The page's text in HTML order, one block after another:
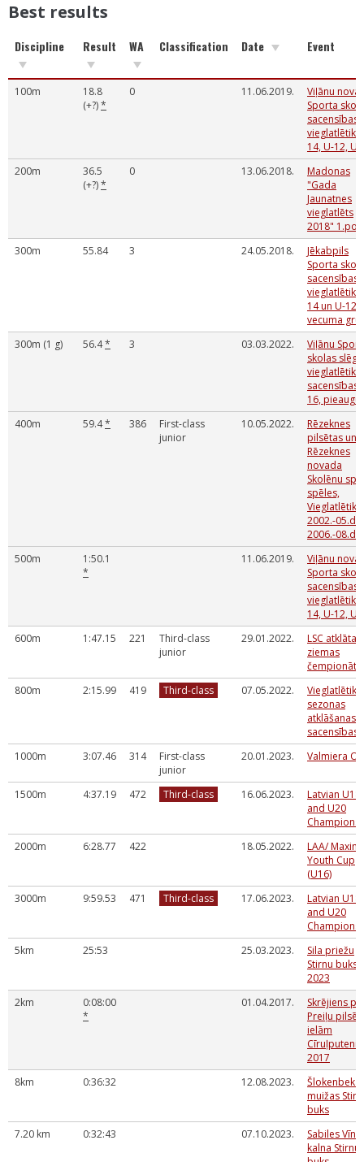
Best results
Discipline Result WA Classification Date Event
100m
18.8
(+?)*
0 11.06.2019.
Viļānu
Sporta
sacensības
vieglatlētikā
14, U-12, U-
200m
36.5
(+?)*
0 13.06.2018.
Madonas
"Gada
Jaunatnes
vieglatlēts
2018"
300m
55.84 3 24.05.2018.
Jēkabpils
Sporta
sacensības
vieglatlētikā
14 un U-12
vecuma
300m (1 g)
56.4* 3 03.03.2022.
Viļānu
skolas
sacensības
16,
400m
59.4* 386
First-class
junior
10.05.2022.
Rēzeknes
pilsētas un
Rēzeknes
novada
Skolēnu
spēles,
Vieglatlētika
2002.-
2006.-
500m
1:50.1
*
11.06.2019.
Viļānu
Sporta
sacensības
vieglatlētikā
14, U-12, U-
600m
1:47.15 221
Third-class
junior
29.01.2022.
LSC atklātais
ziemas
čempionāts
800m
2:15.99 419 Third-class 07.05.2022.
sezonas
atklāšanas
sacensības
1000m
3:07.46 314
First-class
junior
20.01.2023. Valmiera
1500m 4:37.19 472 Third-class 16.06.2023.
Latvian U18
and U20
2000m
6:28.77 422 18.05.2022.
LAA/
Youth Cup
(U16)
3000m
9:59.53 471 Third-class 17.06.2023.
Latvian U18
and U20
5km
25:53 25.03.2023.
Sila priežu
Stirnu buks
2023
2km
0:08:00
*
01.04.2017.
Skrējiens pa
Preiļu
ielām
Cīruļputenis
2017
8km
0:36:32 12.08.2023.
muižas
buks
7.20 km
0:32:43 07.10.2023.
Sabiles Vīna
kalna Stirnu